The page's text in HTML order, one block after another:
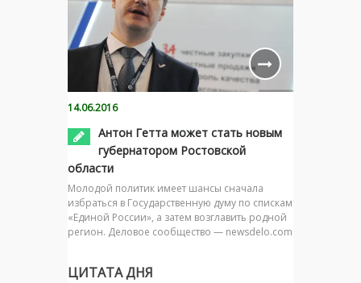
14.06.2016
Антон Гетта может стать новым
губернатором Ростовской
области
Молодой политик имеет шансы сначала
избраться в Государственную думу по спискам
«Единой России», а затем возглавить родной
регион. Деловое сообщество — newsdelo.com
ЦИТАТА ДНЯ